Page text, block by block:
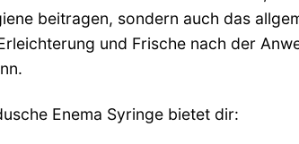
beitragen, sondern auch das
und Frische nach der
Enema Syringe bietet dir: